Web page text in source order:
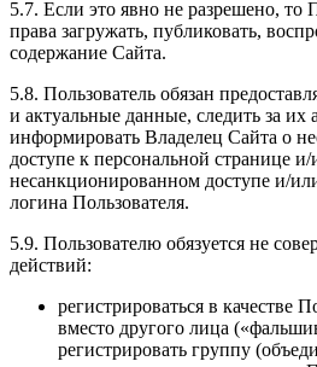
5.7. Если это явно не разрешено, то
права загружать, публиковать,
содержание Сайта.
5.8. Пользователь обязан
и актуальные данные, следить за их
информировать Владелец Сайта о
доступе к персональной странице
несанкционированном доступе и/
логина Пользователя.
5.9. Пользователю обязуется не
действий:
регистрироваться в качестве
вместо другого лица
регистрировать группу